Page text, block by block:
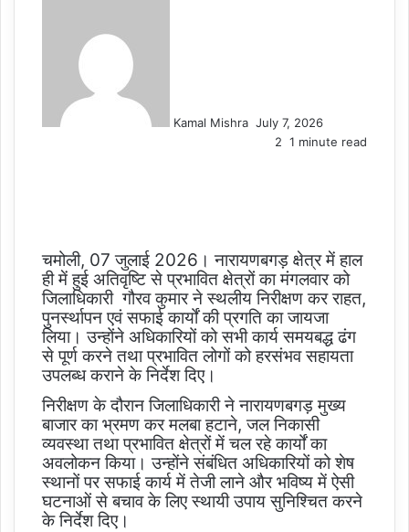
Kamal Mishra July 7, 2026
2 1 minute read
चमोली, 07 जुलाई 2026। नारायणबगड़ क्षेत्र में हाल
ही में हुई अतिवृष्टि से प्रभावित क्षेत्रों का मंगलवार को
जिलाधिकारी गौरव कुमार ने स्थलीय निरीक्षण कर राहत,
पुनर्स्थापन एवं सफाई कार्यों की प्रगति का जायजा
लिया। उन्होंने अधिकारियों को सभी कार्य समयबद्ध ढंग
से पूर्ण करने तथा प्रभावित लोगों को हरसंभव सहायता
उपलब्ध कराने के निर्देश दिए।
निरीक्षण के दौरान जिलाधिकारी ने नारायणबगड़ मुख्य
बाजार का भ्रमण कर मलबा हटाने, जल निकासी
व्यवस्था तथा प्रभावित क्षेत्रों में चल रहे कार्यों का
अवलोकन किया। उन्होंने संबंधित अधिकारियों को शेष
स्थानों पर सफाई कार्य में तेजी लाने और भविष्य में ऐसी
घटनाओं से बचाव के लिए स्थायी उपाय सुनिश्चित करने
के निर्देश दिए।